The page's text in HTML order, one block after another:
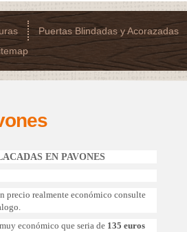
Puertas Blindadas y Acorazadas
EN PAVONES
precio realmente económico consulte
económico que seria de 135 euros